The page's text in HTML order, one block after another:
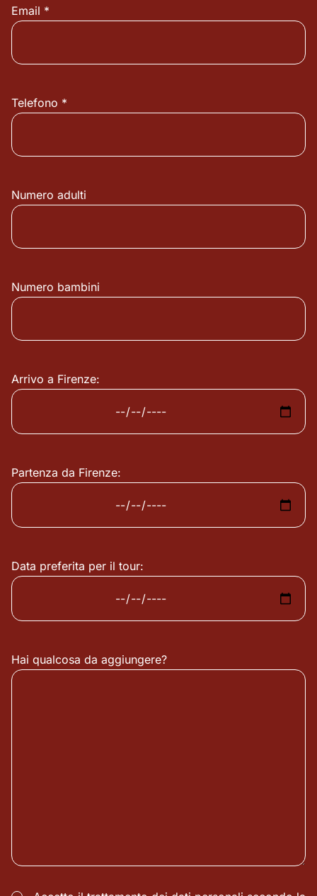
Email *
Telefono *
Numero adulti
Numero bambini
Arrivo a Firenze:
Partenza da Firenze:
Data preferita per il tour:
Hai qualcosa da aggiungere?